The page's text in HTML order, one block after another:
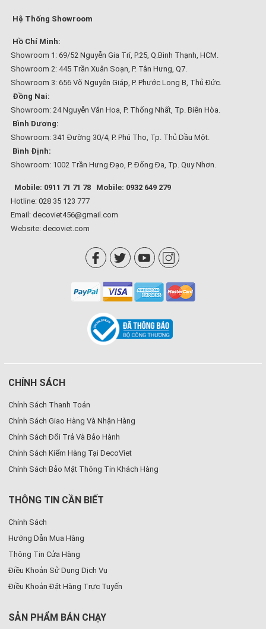
Hệ Thống Showroom
Hồ Chí Minh:
Showroom 1: 69/52 Nguyễn Gia Trí, P.25, Q.Bình Thạnh, HCM.
Showroom 2: 445 Trần Xuân Soạn, P. Tân Hưng, Q7.
Showroom 3: 656 Võ Nguyên Giáp, P. Phước Long B, Thủ Đức.
Đồng Nai:
Showroom: 24 Nguyễn Văn Hoa, P. Thống Nhất, Tp. Biên Hòa.
Bình Dương:
Showroom: 341 Đường 30/4, P. Phú Thọ, Tp. Thủ Dầu Một.
Bình Định:
Showroom: 1002 Trần Hưng Đạo, P. Đống Đa, Tp. Quy Nhơn.
Mobile: 0911 71 71 78
Mobile: 0932 649 279
Hotline: 028 35 123 777
Email: decoviet456@gmail.com
Website: decoviet.com
CHÍNH SÁCH
Chính Sách Thanh Toán
Chính Sách Giao Hàng Và Nhận Hàng
Chính Sách Đổi Trả Và Bảo Hành
Chính Sách Kiểm Hàng Tại DecoViet
Chính Sách Bảo Mật Thông Tin Khách Hàng
THÔNG TIN CẦN BIẾT
Chính Sách
Hướng Dẫn Mua Hàng
Thông Tin Cửa Hàng
Điều Khoản Sử Dụng Dịch Vụ
Điều Khoản Đặt Hàng Trực Tuyến
SẢN PHẨM BÁN CHẠY